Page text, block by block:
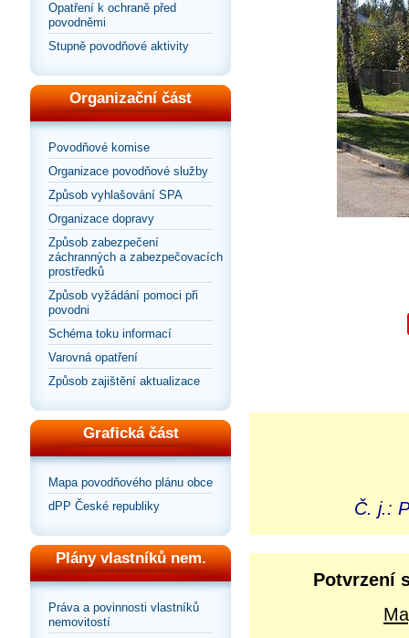
Opatření k ochraně před
povodněmi
Stupně povodňové aktivity
Organizační část
Povodňové komise
Organizace povodňové služby
Způsob vyhlašování SPA
Organizace dopravy
Způsob zabezpečení
záchranných a zabezpečovacích
prostředků
Způsob vyžádání pomoci při
povodni
Schéma toku informací
Varovná opatření
Způsob zajištění aktualizace
Grafická část
Mapa povodňového plánu obce
dPP České republiky
Plány vlastníků nem.
Práva a povinnosti vlastníků
nemovitostí
Č. j.:
Potvrzení